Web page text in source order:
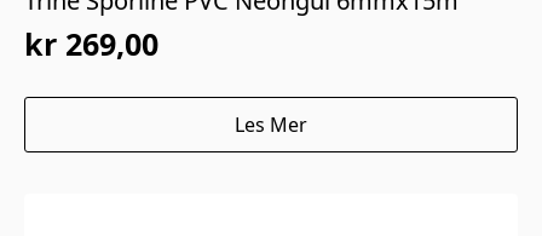
kr 269,00
Les Mer